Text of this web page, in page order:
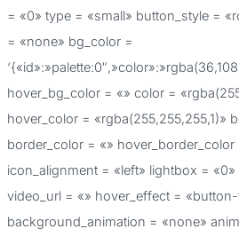
:= «0» type = «small» button_style =
= «none» bg_color =
hover_bg_color = «» color =
hover_color = «rgba(255,255,255,1)»
border_color = «» hover_border_color
icon_alignment = «left» lightbox = «0»
video_url = «» hover_effect =
background_animation = «none»